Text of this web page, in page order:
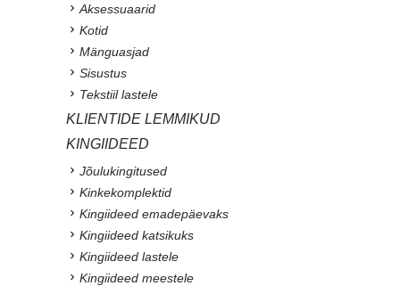
Aksessuaarid
Kotid
Mänguasjad
Sisustus
Tekstiil lastele
KLIENTIDE LEMMIKUD
KINGIIDEED
Jõulukingitused
Kinkekomplektid
Kingiideed emadepäevaks
Kingiideed katsikuks
Kingiideed lastele
Kingiideed meestele